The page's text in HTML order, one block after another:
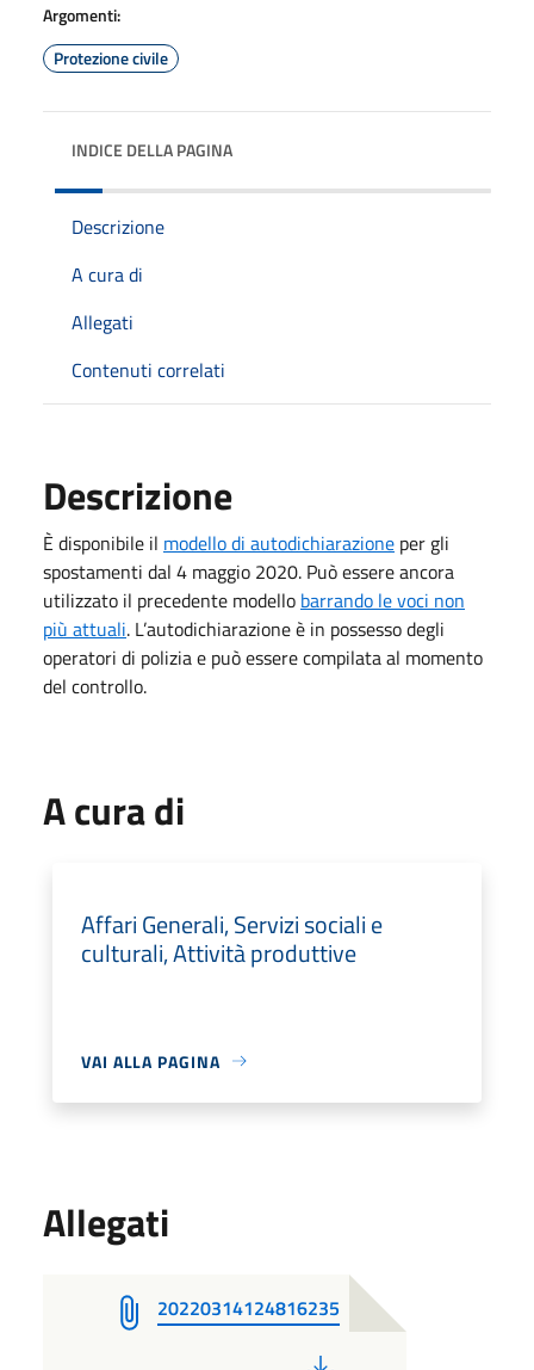
Argomenti:
Protezione civile
INDICE DELLA PAGINA
Descrizione
A cura di
Allegati
Contenuti correlati
Descrizione
È disponibile il modello di autodichiarazione per gli
spostamenti dal 4 maggio 2020. Può essere ancora
utilizzato il precedente modello barrando le voci non
più attuali. L’autodichiarazione è in possesso degli
operatori di polizia e può essere compilata al momento
del controllo.
A cura di
Affari Generali, Servizi sociali e
culturali, Attività produttive
VAI ALLA PAGINA
Allegati
20220314124816235